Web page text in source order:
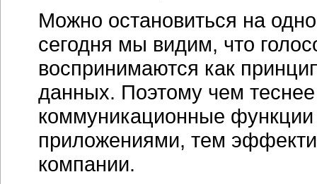
Можно остановиться на
сегодня мы видим, что
воспринимаются как
данных. Поэтому чем теснее
коммуникационные
приложениями, тем
компании.